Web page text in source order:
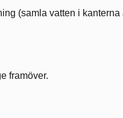
(samla vatten i
framöver.